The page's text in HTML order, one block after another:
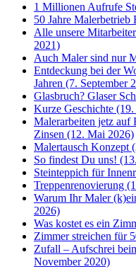
1 Millionen Aufrufe
50 Jahre Malerbetrieb
Alle unsere
2021)
Auch Maler sind nur
Entdeckung bei der
Jahren (7. September
Glasbruch? Glaser
Kurze Geschichte
Malerarbeiten jetz auf
Zinsen (12. Mai 2026)
Malertausch Konzept
So findest Du uns!
Steinteppich für
Treppenrenovierung
Warum Ihr Maler
2026)
Was kostet es ein
Zimmer streichen für
Zufall – Aufschrei
November 2020)